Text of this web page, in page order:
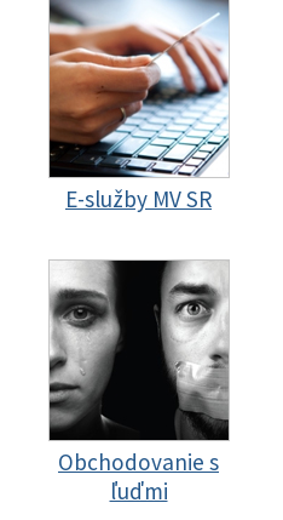
E-služby MV SR
Obchodovanie s
ľuďmi